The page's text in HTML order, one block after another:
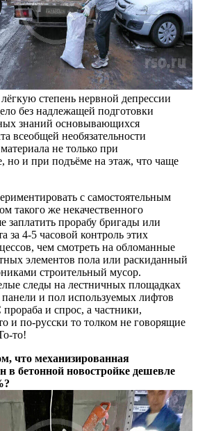
степень нервной депрессии
без надлежащей подготовки
знаний основывающихся
всеобщей необязательности
не только при
но и при подъёме на этаж, что чаще
с самостоятельным
такого же некачественного
заплатить прорабу бригады или
за 4-5 часовой контроль этих
чем смотреть на обломанные
элементов пола или раскиданный
строительный мусор.
следы на лестничных площадках
и пол используемых лифтов
и спрос, а частники,
и по-русски то толком не говорящие
то!
что механизированная
в бетонной новостройке дешевле